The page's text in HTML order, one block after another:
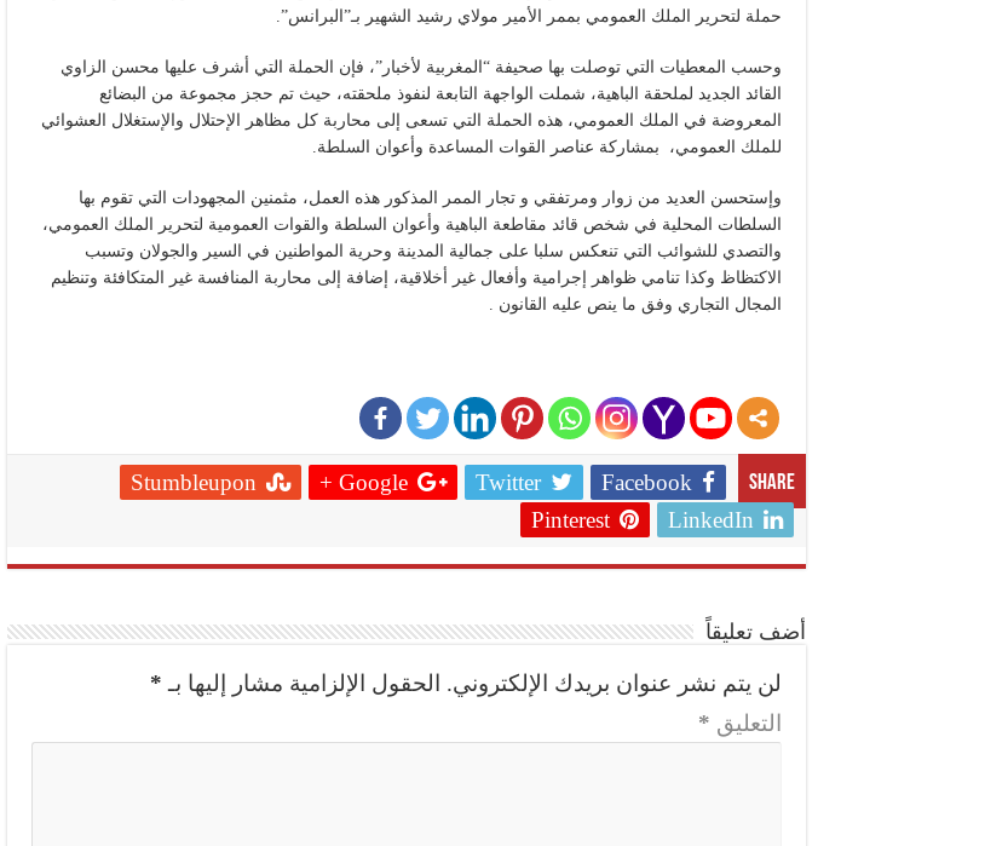
حملة لتحرير الملك العمومي بممر الأمير مولاي رشيد الشهير بـ”البرانس”.
وحسب المعطيات التي توصلت بها صحيفة “المغربية لأخبار”، فإن الحملة التي أشرف عليها محسن الزاوي
القائد الجديد لملحقة الباهية، شملت الواجهة التابعة لنفوذ ملحقته، حيث تم حجز مجموعة من البضائع
المعروضة في الملك العمومي، هذه الحملة التي تسعى إلى محاربة كل مظاهر الإحتلال والإستغلال العشوائي
للملك العمومي، بمشاركة عناصر القوات المساعدة وأعوان السلطة.
وإستحسن العديد من زوار ومرتفقي و تجار الممر المذكور هذه العمل، مثمنين المجهودات التي تقوم بها
السلطات المحلية في شخص قائد مقاطعة الباهية وأعوان السلطة والقوات العمومية لتحرير الملك العمومي،
والتصدي للشوائب التي تنعكس سلبا على جمالية المدينة وحرية المواطنين في السير والجولان وتسبب
الاكتظاظ وكذا تنامي ظواهر إجرامية وأفعال غير أخلاقية، إضافة إلى محاربة المنافسة غير المتكافئة وتنظيم
المجال التجاري وفق ما ينص عليه القانون .
Share
Facebook
Twitter
Google +
Stumbleupon
LinkedIn
Pinterest
أضف تعليقاً
لن يتم نشر عنوان بريدك الإلكتروني. الحقول الإلزامية مشار إليها بـ *
التعليق *